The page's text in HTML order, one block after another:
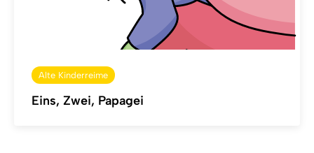
Alte Kinderreime
Eins, Zwei, Papagei